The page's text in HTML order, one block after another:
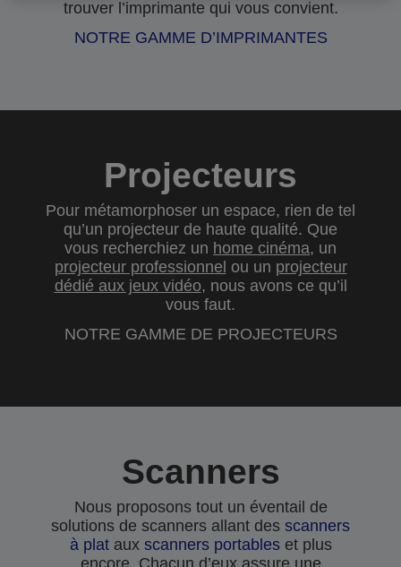
trouver l’imprimante qui vous convient.
NOTRE GAMME D’IMPRIMANTES
Projecteurs
Pour métamorphoser un espace, rien de tel
qu’un projecteur de haute qualité. Que
vous recherchiez un home cinéma, un
projecteur professionnel ou un projecteur
dédié aux jeux vidéo, nous avons ce qu’il
vous faut.
NOTRE GAMME DE PROJECTEURS
Scanners
Nous proposons tout un éventail de
solutions de scanners allant des scanners
à plataux scanners portableset plus
encore. Chacun d’eux assure une